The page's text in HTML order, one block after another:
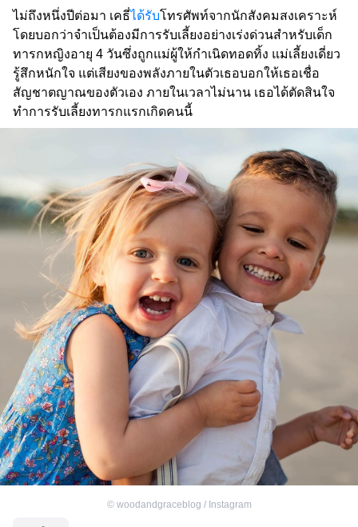
ไม่ถึงหนึ่งปีต่อมา เคธี่ได้รับโทรศัพท์จากนักสังคมสงเคราะห์
โดยบอกว่าจำเป็นต้องมีการรับเลี้ยงอย่างเร่งด่วนสำหรับเด็ก
ทารกหญิงอายุ 4 วันซึ่งถูกแม่ผู้ให้กำเนิดทอดทิ้ง แม่เลี้ยงเดี่ยว
รู้สึกหนักใจ แต่เสียงของพลังภายในตัวเธอบอกให้เธอเชื่อ
สัญชาตญาณของตัวเอง ภายในเวลาไม่นาน เธอได้ตัดสินใจ
ทำการรับเลี้ยงทารกแรกเกิดคนนี้
© woodandgraceblog / Instagram